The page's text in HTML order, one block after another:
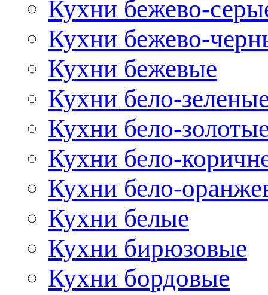
Кухни бежево-
Кухни бежево-
Кухни бежевые
Кухни бело-
Кухни бело-
Кухни бело-
Кухни бело-
Кухни белые
Кухни бирюзовые
Кухни бордовые